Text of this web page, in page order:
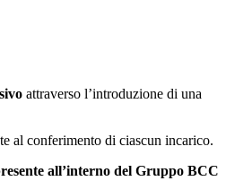
attraverso l’introduzione di una
al conferimento di ciascun incarico.
all’interno del Gruppo BCC